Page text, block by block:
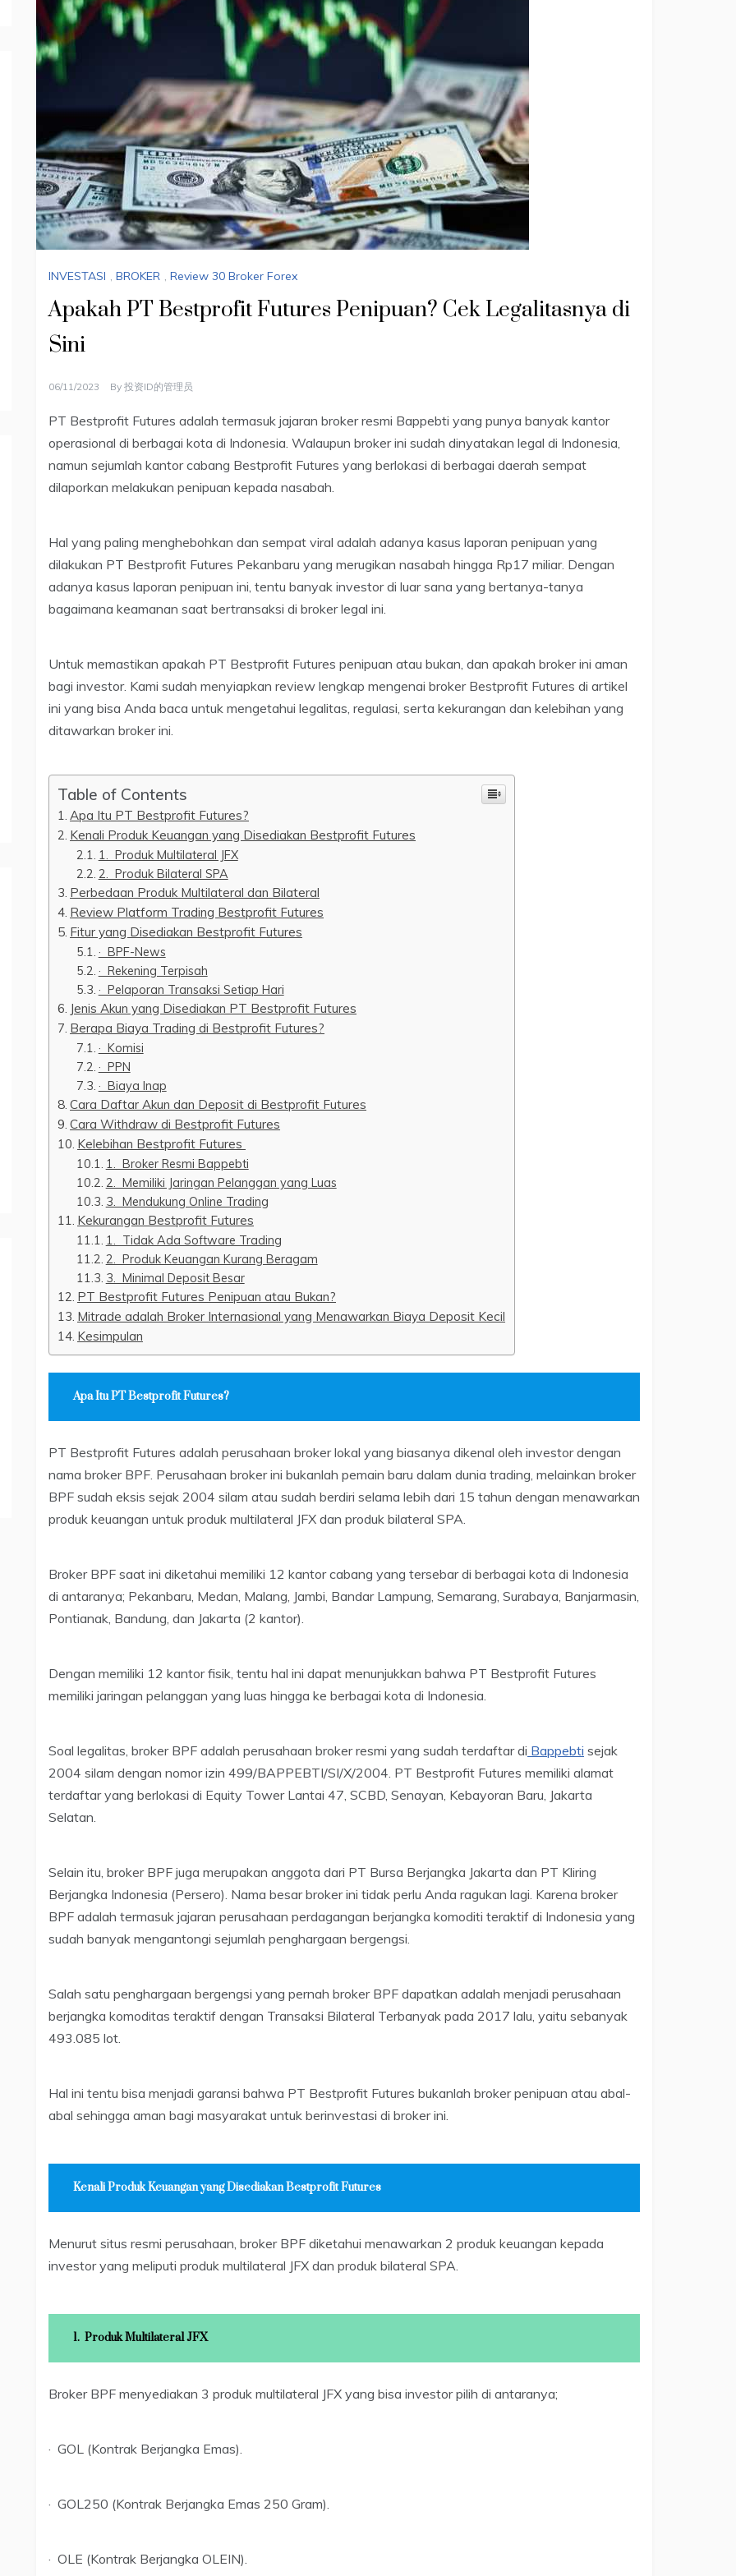
INVESTASI , BROKER , Review 30 Broker Forex
Apakah PT Bestprofit Futures Penipuan? Cek Legalitasnya di
Sini
06/11/2023 By 投资ID的管理员
PT Bestprofit Futures adalah termasuk jajaran broker resmi Bappebti yang punya banyak kantor
operasional di berbagai kota di Indonesia. Walaupun broker ini sudah dinyatakan legal di Indonesia,
namun sejumlah kantor cabang Bestprofit Futures yang berlokasi di berbagai daerah sempat
dilaporkan melakukan penipuan kepada nasabah.
Hal yang paling menghebohkan dan sempat viral adalah adanya kasus laporan penipuan yang
dilakukan PT Bestprofit Futures Pekanbaru yang merugikan nasabah hingga Rp17 miliar. Dengan
adanya kasus laporan penipuan ini, tentu banyak investor di luar sana yang bertanya-tanya
bagaimana keamanan saat bertransaksi di broker legal ini.
Untuk memastikan apakah PT Bestprofit Futures penipuan atau bukan, dan apakah broker ini aman
bagi investor. Kami sudah menyiapkan review lengkap mengenai broker Bestprofit Futures di artikel
ini yang bisa Anda baca untuk mengetahui legalitas, regulasi, serta kekurangan dan kelebihan yang
ditawarkan broker ini.
Table of Contents
Apa Itu PT Bestprofit Futures?
Kenali Produk Keuangan yang Disediakan Bestprofit Futures
1. Produk Multilateral JFX
2. Produk Bilateral SPA
Perbedaan Produk Multilateral dan Bilateral
Review Platform Trading Bestprofit Futures
Fitur yang Disediakan Bestprofit Futures
· BPF-News
· Rekening Terpisah
· Pelaporan Transaksi Setiap Hari
Jenis Akun yang Disediakan PT Bestprofit Futures
Berapa Biaya Trading di Bestprofit Futures?
· Komisi
· PPN
· Biaya Inap
Cara Daftar Akun dan Deposit di Bestprofit Futures
Cara Withdraw di Bestprofit Futures
Kelebihan Bestprofit Futures
1. Broker Resmi Bappebti
2. Memiliki Jaringan Pelanggan yang Luas
3. Mendukung Online Trading
Kekurangan Bestprofit Futures
1. Tidak Ada Software Trading
2. Produk Keuangan Kurang Beragam
3. Minimal Deposit Besar
PT Bestprofit Futures Penipuan atau Bukan?
Mitrade adalah Broker Internasional yang Menawarkan Biaya Deposit Kecil
Kesimpulan
Apa Itu PT Bestprofit Futures?
PT Bestprofit Futures adalah perusahaan broker lokal yang biasanya dikenal oleh investor dengan
nama broker BPF. Perusahaan broker ini bukanlah pemain baru dalam dunia trading, melainkan broker
BPF sudah eksis sejak 2004 silam atau sudah berdiri selama lebih dari 15 tahun dengan menawarkan
produk keuangan untuk produk multilateral JFX dan produk bilateral SPA.
Broker BPF saat ini diketahui memiliki 12 kantor cabang yang tersebar di berbagai kota di Indonesia
di antaranya; Pekanbaru, Medan, Malang, Jambi, Bandar Lampung, Semarang, Surabaya, Banjarmasin,
Pontianak, Bandung, dan Jakarta (2 kantor).
Dengan memiliki 12 kantor fisik, tentu hal ini dapat menunjukkan bahwa PT Bestprofit Futures
memiliki jaringan pelanggan yang luas hingga ke berbagai kota di Indonesia.
Soal legalitas, broker BPF adalah perusahaan broker resmi yang sudah terdaftar di Bappebti sejak
2004 silam dengan nomor izin 499/BAPPEBTI/SI/X/2004. PT Bestprofit Futures memiliki alamat
terdaftar yang berlokasi di Equity Tower Lantai 47, SCBD, Senayan, Kebayoran Baru, Jakarta
Selatan.
Selain itu, broker BPF juga merupakan anggota dari PT Bursa Berjangka Jakarta dan PT Kliring
Berjangka Indonesia (Persero). Nama besar broker ini tidak perlu Anda ragukan lagi. Karena broker
BPF adalah termasuk jajaran perusahaan perdagangan berjangka komoditi teraktif di Indonesia yang
sudah banyak mengantongi sejumlah penghargaan bergengsi.
Salah satu penghargaan bergengsi yang pernah broker BPF dapatkan adalah menjadi perusahaan
berjangka komoditas teraktif dengan Transaksi Bilateral Terbanyak pada 2017 lalu, yaitu sebanyak
493.085 lot.
Hal ini tentu bisa menjadi garansi bahwa PT Bestprofit Futures bukanlah broker penipuan atau abal-
abal sehingga aman bagi masyarakat untuk berinvestasi di broker ini.
Kenali Produk Keuangan yang Disediakan Bestprofit Futures
Menurut situs resmi perusahaan, broker BPF diketahui menawarkan 2 produk keuangan kepada
investor yang meliputi produk multilateral JFX dan produk bilateral SPA.
1. Produk Multilateral JFX
Broker BPF menyediakan 3 produk multilateral JFX yang bisa investor pilih di antaranya;
· GOL (Kontrak Berjangka Emas).
· GOL250 (Kontrak Berjangka Emas 250 Gram).
· OLE (Kontrak Berjangka OLEIN).